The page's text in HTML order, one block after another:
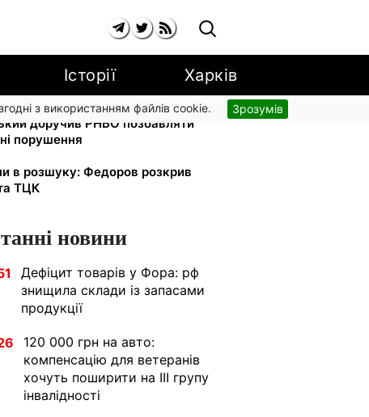
Історії Харків
згодні з використанням файлів cookie. Зрозумів
доручив РНБО позбавляти
порушення
в розшуку: Федоров розкрив
ТЦК
новини
Дефіцит товарів у Фора: рф
знищила склади із запасами
продукції
120 000 грн на авто:
компенсацію для ветеранів
хочуть поширити на III групу
інвалідності